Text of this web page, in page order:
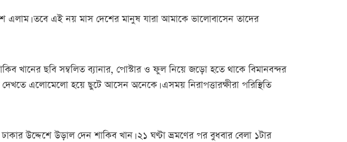
এলাম। তবে এই নয় মাস দেশের মানুষ যারা আমাকে ভালোবাসেন তাদের
খানের ছবি সম্বলিত ব্যানার, পোস্টার ও ফুল নিয়ে জড়ো হতে থাকে বিমানবন্দর
এলোমেলো হয়ে ছুটে আসেন অনেকে। এসময় নিরাপত্তারক্ষীরা পরিস্থিতি
উদ্দেশে উড়াল দেন শাকিব খান। ২১ ঘণ্টা ভ্রমণের পর বুধবার বেলা ১টার